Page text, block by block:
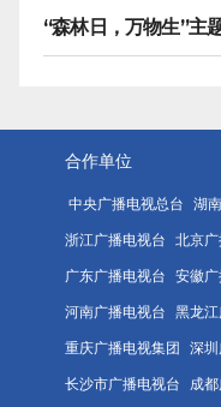
合作单位
中央广播电视总台 湖
浙江广播电视台 北京
广东广播电视台 安徽
河南广播电视台 黑龙
重庆广播电视集团 深
长沙市广播电视台 成